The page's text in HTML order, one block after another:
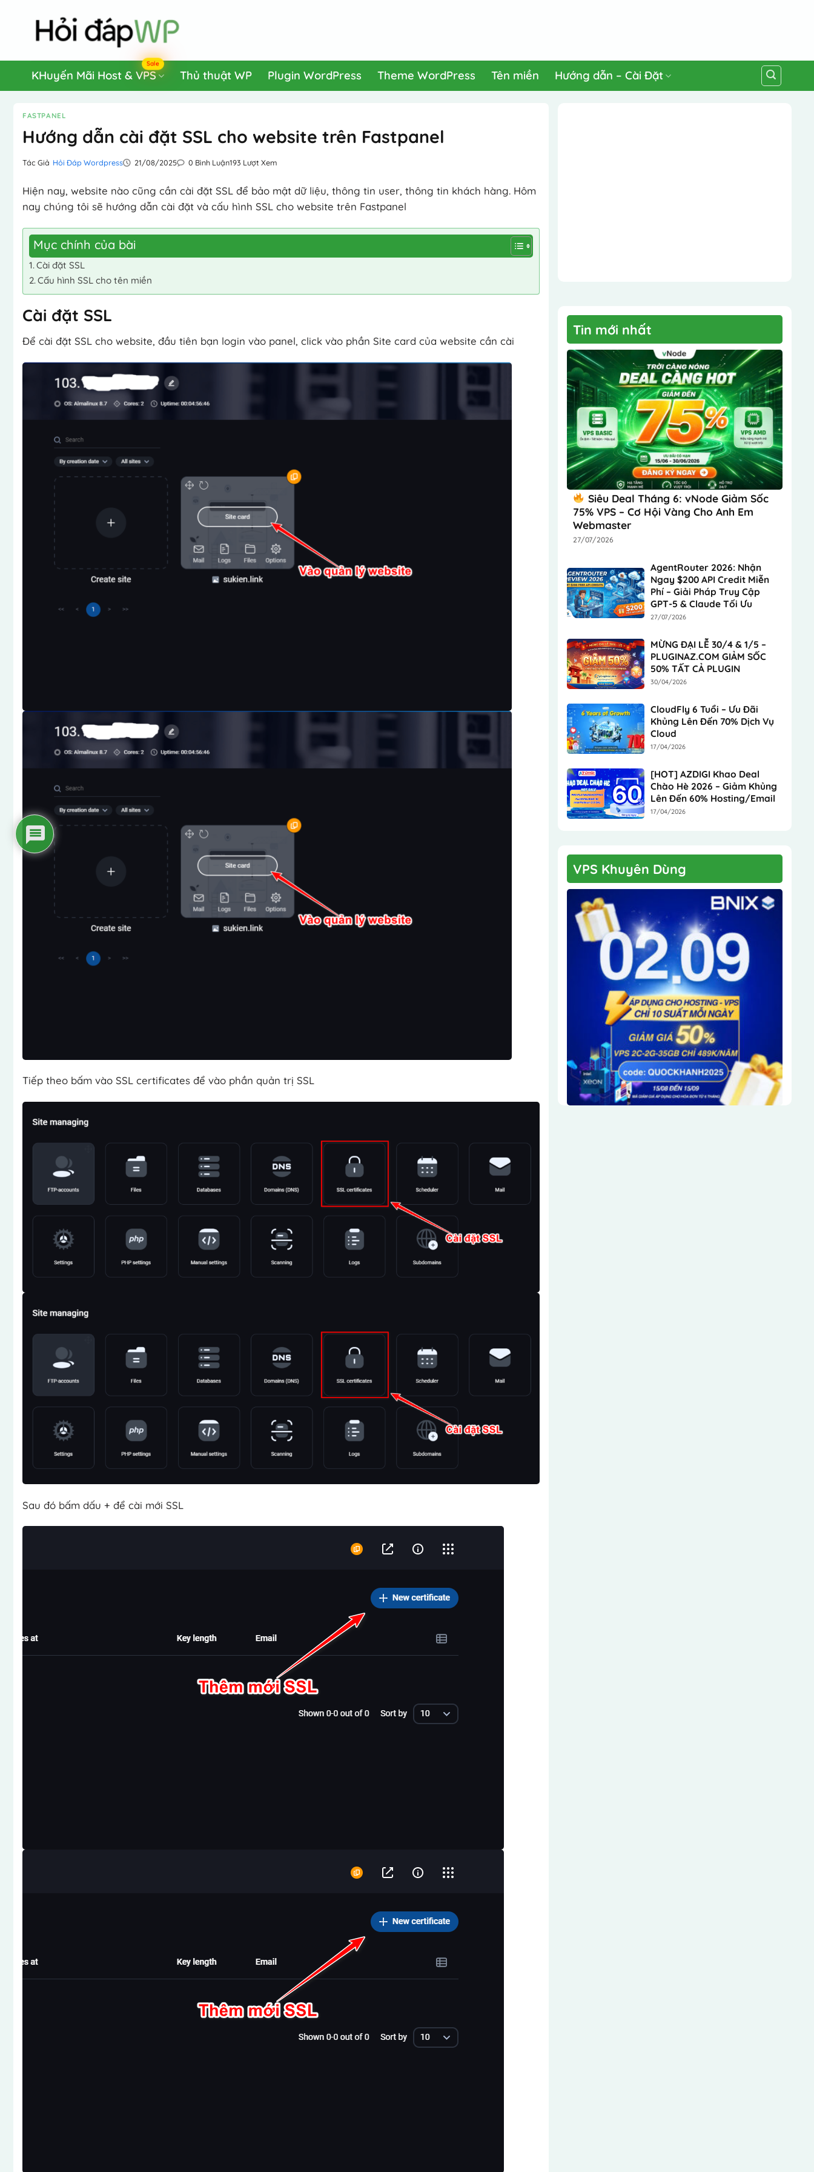
KHuyến Mãi Host & VPS
Sale
Thủ thuật WP Plugin WordPress Theme WordPress Tên miền Hướng dẫn – Cài Đặt
FASTPANEL
Hướng dẫn cài đặt SSL cho website trên Fastpanel
Tác Giả Hỏi Đáp Wordpress 21/08/2025 0 Bình Luận193 Lượt Xem
Hiện nay, website nào cũng cần cài đặt SSL để bảo mật dữ liệu, thông tin user, thông tin khách hàng. Hôm
nay chúng tôi sẽ hướng dẫn cài đặt và cấu hình SSL cho website trên Fastpanel
Mục chính của bài
Cài đặt SSL
Cấu hình SSL cho tên miền
Cài đặt SSL
Để cài đặt SSL cho website, đầu tiên bạn login vào panel, click vào phần Site card của website cần cài
Tiếp theo bấm vào SSL certificates để vào phần quản trị SSL
Sau đó bấm dấu + để cài mới SSL
Tin mới nhất
Siêu Deal Tháng 6: vNode Giảm Sốc
75% VPS – Cơ Hội Vàng Cho Anh Em
Webmaster
27/07/2026
AgentRouter 2026: Nhận
Ngay $200 API Credit Miễn
Phí – Giải Pháp Truy Cập
GPT-5 & Claude Tối Ưu
27/07/2026
MỪNG ĐẠI LỄ 30/4 & 1/5 –
PLUGINAZ.COM GIẢM SỐC
50% TẤT CẢ PLUGIN
30/04/2026
CloudFly 6 Tuổi – Ưu Đãi
Khủng Lên Đến 70% Dịch Vụ
Cloud
17/04/2026
[HOT] AZDIGI Khao Deal
Chào Hè 2026 – Giảm Khủng
Lên Đến 60% Hosting/Email
17/04/2026
VPS Khuyên Dùng